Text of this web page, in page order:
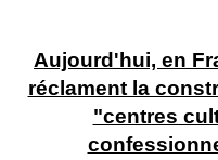
Aujourd'hui, en
réclament la
"centres